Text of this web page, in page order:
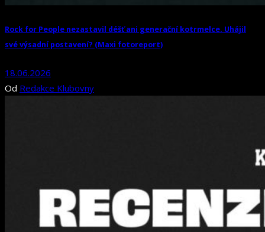
Rock for People nezastavil déšť ani generační kotrmelce. Uhájil
své výsadní postavení? (Maxi fotoreport)
18.06.2026
Od Redakce Klubovny